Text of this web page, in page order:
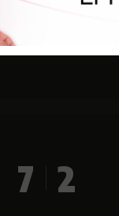
2
7 2